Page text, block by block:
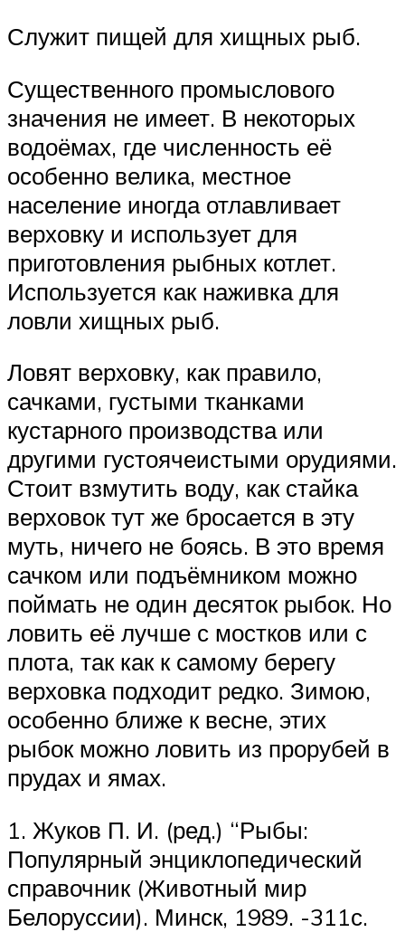
Служит пищей для хищных рыб.
Существенного промыслового
значения не имеет. В некоторых
водоёмах, где численность её
особенно велика, местное
население иногда отлавливает
верховку и использует для
приготовления рыбных котлет.
Используется как наживка для
ловли хищных рыб.
Ловят верховку, как правило,
сачками, густыми тканками
кустарного производства или
другими густоячеистыми орудиями.
Стоит взмутить воду, как стайка
верховок тут же бросается в эту
муть, ничего не боясь. В это время
сачком или подъёмником можно
поймать не один десяток рыбок. Но
ловить её лучше с мостков или с
плота, так как к самому берегу
верховка подходит редко. Зимою,
особенно ближе к весне, этих
рыбок можно ловить из прорубей в
прудах и ямах.
1. Жуков П. И. (ред.) “Рыбы:
Популярный энциклопедический
справочник (Животный мир
Белоруссии). Минск, 1989. -311с.